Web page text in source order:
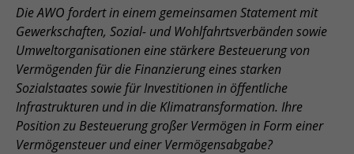
Die AWO fordert in einem gemeinsamen Statement mit
Gewerkschaften, Sozial- und Wohlfahrtsverbänden sowie
Umweltorganisationen eine stärkere Besteuerung von
Vermögenden für die Finanzierung eines starken
Sozialstaates sowie für Investitionen in öffentliche
Infrastrukturen und in die Klimatransformation. Ihre
Position zu Besteuerung großer Vermögen in Form einer
Vermögensteuer und einer Vermögensabgabe?